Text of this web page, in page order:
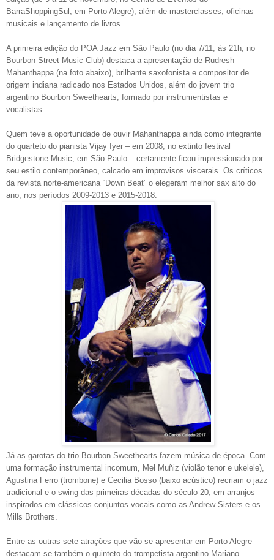
BarraShoppingSul, em Porto Alegre), além de masterclasses, oficinas
musicais e lançamento de livros.
A primeira edição do POA Jazz em São Paulo (no dia 7/11, às 21h, no
Bourbon Street Music Club) destaca a apresentação de Rudresh
Mahanthappa (na foto abaixo), brilhante saxofonista e compositor de
origem indiana radicado nos Estados Unidos, além do jovem trio
argentino Bourbon Sweethearts, formado por instrumentistas e
vocalistas.
Quem teve a oportunidade de ouvir Mahanthappa ainda como integrante
do quarteto do pianista Vijay Iyer – em 2008, no extinto festival
Bridgestone Music, em São Paulo – certamente ficou impressionado por
seu estilo contemporâneo, calcado em improvisos viscerais. Os críticos
da revista norte-americana “Down Beat” o elegeram melhor sax alto do
ano, nos períodos 2009-2013 e 2015-2018.
Já as garotas do trio Bourbon Sweethearts fazem música de época. Com
uma formação instrumental incomum, Mel Muñiz (violão tenor e ukelele),
Agustina Ferro (trombone) e Cecilia Bosso (baixo acústico) recriam o jazz
tradicional e o swing das primeiras décadas do século 20, em arranjos
inspirados em clássicos conjuntos vocais como as Andrew Sisters e os
Mills Brothers.
Entre as outras sete atrações que vão se apresentar em Porto Alegre
destacam-se também o quinteto do trompetista argentino Mariano